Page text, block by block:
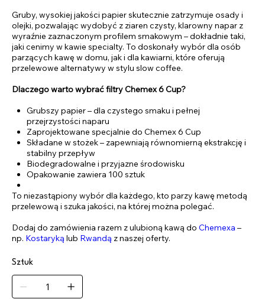
Gruby, wysokiej jakości papier skutecznie zatrzymuje osady i
olejki, pozwalając wydobyć z ziaren czysty, klarowny napar z
wyraźnie zaznaczonym profilem smakowym – dokładnie taki,
jaki cenimy w kawie specialty. To doskonały wybór dla osób
parzących kawę w domu, jak i dla kawiarni, które oferują
przelewowe alternatywy w stylu slow coffee.
Dlaczego warto wybrać filtry Chemex 6 Cup?
Grubszy papier – dla czystego smaku i pełnej
przejrzystości naparu
Zaprojektowane specjalnie do Chemex 6 Cup
Składane w stożek – zapewniają równomierną ekstrakcję i
stabilny przepływ
Biodegradowalne i przyjazne środowisku
Opakowanie zawiera 100 sztuk
To niezastąpiony wybór dla każdego, kto parzy kawę metodą
przelewową i szuka jakości, na której można polegać.
Dodaj do zamówienia razem z ulubioną kawą do Chemexa –
np. Kostaryką lub Rwandą z naszej oferty.
Sztuk